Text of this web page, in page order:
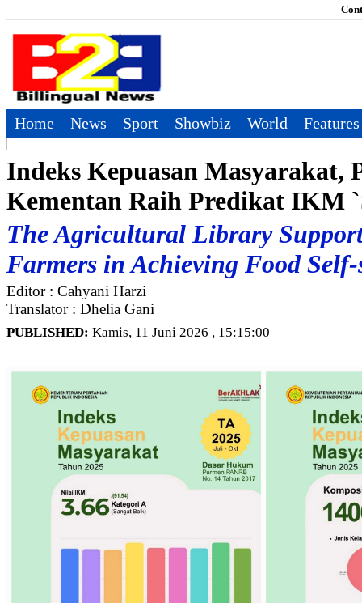
Home News Sport Showbiz World Features
Indeks Kepuasan Masyarakat,
Kementan Raih Predikat IKM
The Agricultural Library
Farmers in Achieving Food
Editor : Cahyani Harzi
Translator : Dhelia Gani
PUBLISHED: Kamis, 11 Juni 2026 , 15:15:00